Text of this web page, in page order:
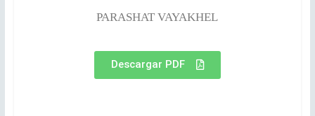
PARASHAT VAYAKHEL
Descargar PDF